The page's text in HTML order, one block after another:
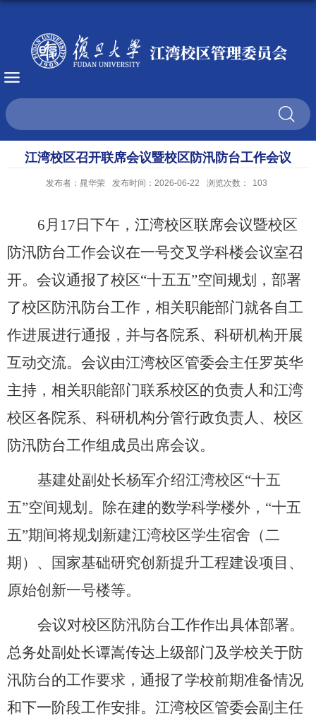
江湾校区召开联席会议暨校区防汛防台工作会议
发布者：晁华荣 发布时间：2026-06-22 浏览次数： 103
6月 17 日下午，江湾校区联席会议暨校区
防汛防台工作会议在一号交叉学科楼会议室召
开。会议通报了校区“十五五”空间规划，部署
了校区防汛防台工作，相关职能部门就各自工
作进展进行通报，并与各院系、科研机构开展
互动交流。会议由江湾校区管委会主任罗英华
主持，相关职能部门联系校区的负责人和江湾
校区各院系、科研机构分管行政负责人、校区
防汛防台工作组成员出席会议。
基建处副处长杨军介绍江湾校区“十五
五”空间规划。除在建的数学科学楼外，“十五
五”期间将规划新建江湾校区学生宿舍（二
期）、国家基础研究创新提升工程建设项目、
原始创新一号楼等。
会议对校区防汛防台工作作出具体部署。
总务处副处长谭嵩传达上级部门及学校关于防
汛防台的工作要求，通报了学校前期准备情况
和下一阶段工作安排。江湾校区管委会副主任